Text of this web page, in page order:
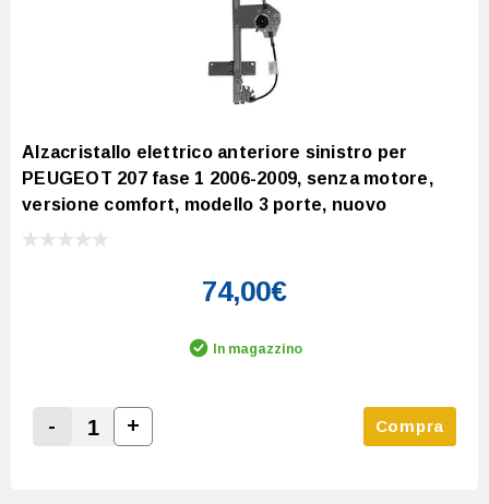
Alzacristallo elettrico anteriore sinistro per
PEUGEOT 207 fase 1 2006-2009, senza motore,
versione comfort, modello 3 porte, nuovo
74,00€
In magazzino
Decrease Quantity:
-
Increase Quantity:
+ Compra